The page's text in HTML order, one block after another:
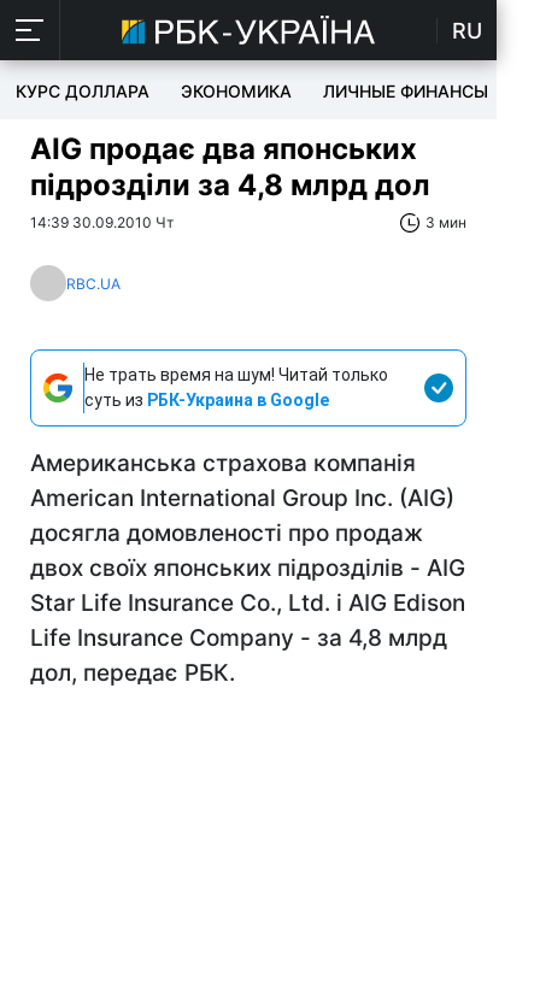
RU
КУРС ДОЛЛАРА ЭКОНОМИКА ЛИЧНЫЕ ФИНАНСЫ
AIG продає два японських
підрозділи за 4,8 млрд дол
14:39 30.09.2010 Чт 3 мин
RBC.UA
Не трать время на шум! Читай только
суть из РБК-Украина в Google
Американська страхова компанія
American International Group Inc. (AIG)
досягла домовленості про продаж
двох своїх японських підрозділів - AIG
Star Life Insurance Co., Ltd. і AIG Edison
Life Insurance Company - за 4,8 млрд
дол, передає РБК.